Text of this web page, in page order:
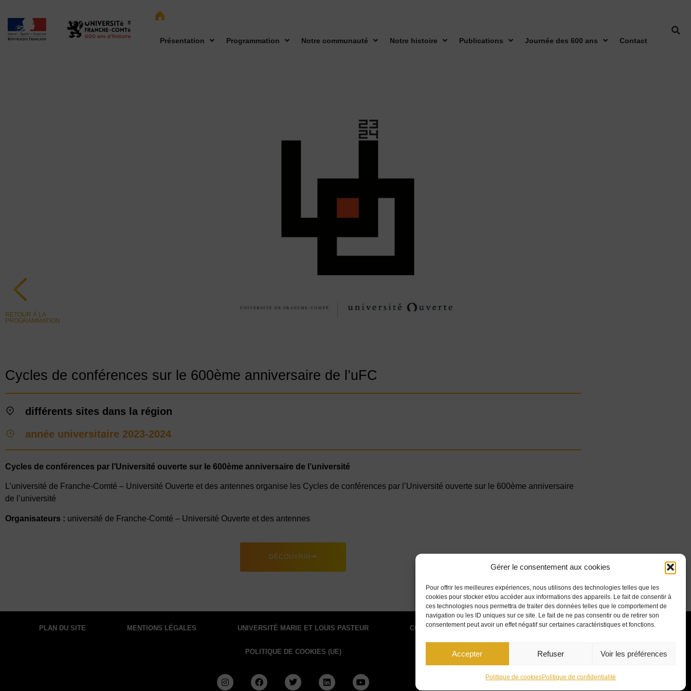
Gérer le consentement aux cookies
Pour offrir les meilleures expériences, nous utilisons des technologies telles que les
cookies pour stocker et/ou accéder aux informations des appareils. Le fait de consentir à
ces technologies nous permettra de traiter des données telles que le comportement de
navigation ou les ID uniques sur ce site. Le fait de ne pas consentir ou de retirer son
consentement peut avoir un effet négatif sur certaines caractéristiques et fonctions.
Accepter Refuser Voir les préférences
Politique de cookiesPolitique de confidentialité
Présentation Programmation Notre communauté Notre histoire Publications Journée des 600 ans Contact
RETOUR À LA
PROGRAMMATION
Cycles de conférences sur le 600ème anniversaire de l’uFC
différents sites dans la région
année universitaire 2023-2024
Cycles de conférences par l’Université ouverte sur le 600ème anniversaire de l’université
L’université de Franche-Comté – Université Ouverte et des antennes organise les Cycles de conférences par l’Université ouverte sur le 600ème anniversaire
de l’université
Organisateurs : université de Franche-Comté – Université Ouverte et des antennes
DÉCOUVRIR
PLAN DU SITE MENTIONS LÉGALES UNIVERSITÉ MARIE ET LOUIS PASTEUR CONTACT CENTRE JURIDIQUE
POLITIQUE DE COOKIES (UE)